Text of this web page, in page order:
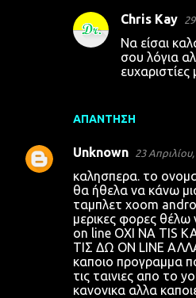
ΑΠΆΝΤΗΣΗ
Chris Kay
Να είσαι
σου λόγια
Unknown 23
καλησπερα. το
θα ήθελα να κάνω
ταμπλετ xoom
μερικες φορες θέλω
on line OXI NA TIS
ΤΙΣ ΔΩ ΟΝ LINE
καποιο προγραμμα
τις ταινιες απο το
κανονικα αλλα